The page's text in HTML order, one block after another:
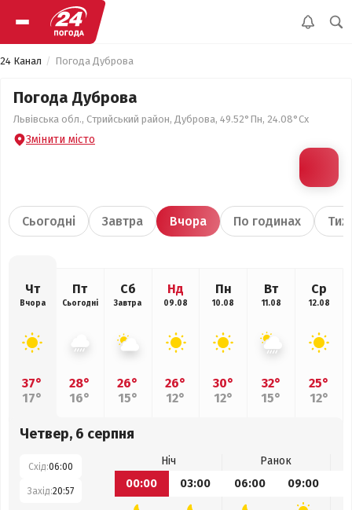
24 Канал Погода Дуброва
Погода Дуброва
Львівська обл., Стрийський район, Дуброва, 49.52°Пн, 24.08°Сх
Змінити місто
Сьогодні Завтра Вчора По годинах
Чт
Вчора
37°
17°
Пт
Сьогодні
28°
16°
Сб
Завтра
26°
15°
Нд
09.08
26°
12°
Пн
10.08
30°
12°
Вт
11.08
32°
15°
Ср
12.08
25°
12°
Четвер, 6 серпня
Схід:06:00
Захід:20:57
Ніч
Ранок
00:00
03:00 06:00 09:00